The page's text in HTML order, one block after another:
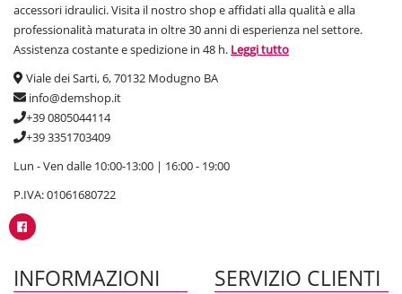
accessori idraulici. Visita il nostro shop e affidati alla qualità e alla
professionalità maturata in oltre 30 anni di esperienza nel settore.
Assistenza costante e spedizione in 48 h. Leggi tutto
Viale dei Sarti, 6, 70132 Modugno BA
info@demshop.it
+39 0805044114
+39 3351703409
Lun - Ven dalle 10:00-13:00 | 16:00 - 19:00
P.IVA: 01061680722
INFORMAZIONI SERVIZIO CLIENTI